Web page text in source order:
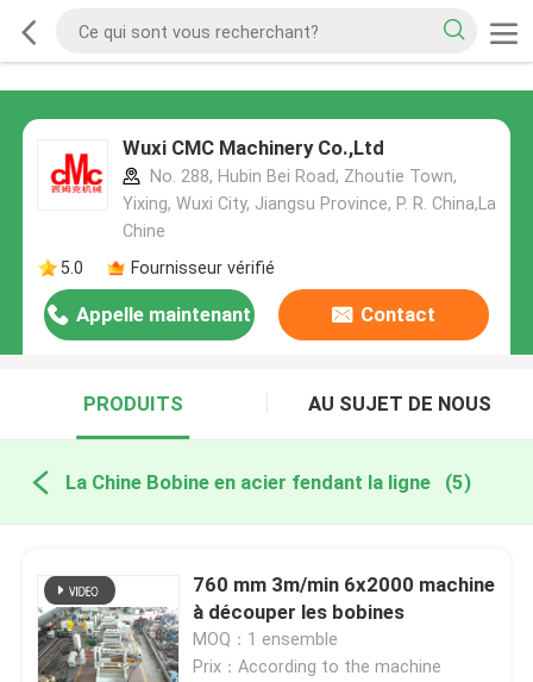
Wuxi CMC Machinery Co.,Ltd
No. 288, Hubin Bei Road, Zhoutie Town,
Yixing, Wuxi City, Jiangsu Province, P. R. China,La
Chine
5.0
Fournisseur vérifié
Appelle maintenant Contact
PRODUITS AU SUJET DE NOUS
La Chine Bobine en acier fendant la ligne (5)
760 mm 3m/min 6x2000 machine
à découper les bobines
MOQ：1 ensemble
Prix：According to the machine